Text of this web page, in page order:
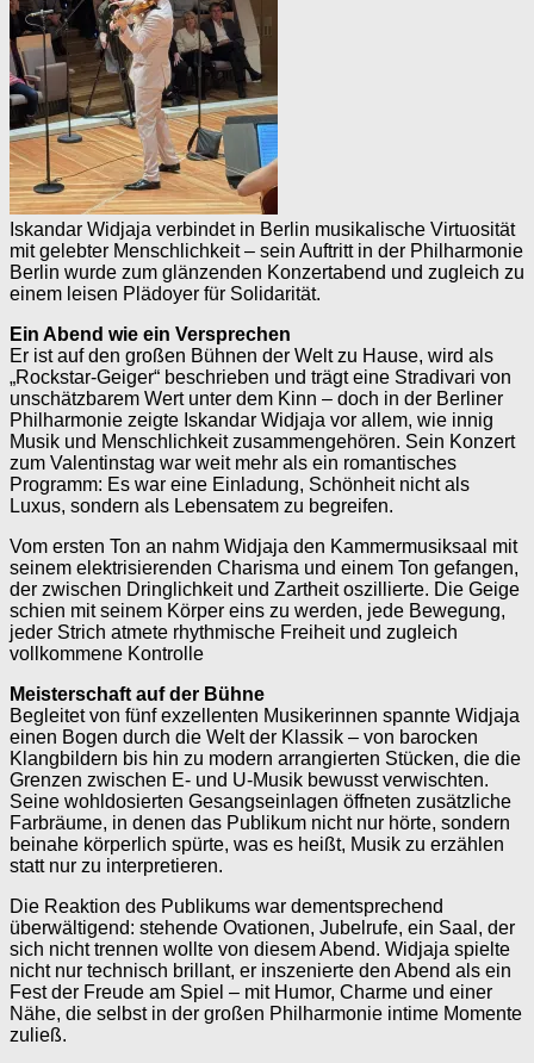
Iskandar Widjaja verbindet in Berlin musikalische Virtuosität
mit gelebter Menschlichkeit – sein Auftritt in der Philharmonie
Berlin wurde zum glänzenden Konzertabend und zugleich zu
einem leisen Plädoyer für Solidarität.
Ein Abend wie ein Versprechen
Er ist auf den großen Bühnen der Welt zu Hause, wird als
„Rockstar-Geiger“ beschrieben und trägt eine Stradivari von
unschätzbarem Wert unter dem Kinn – doch in der Berliner
Philharmonie zeigte Iskandar Widjaja vor allem, wie innig
Musik und Menschlichkeit zusammengehören. Sein Konzert
zum Valentinstag war weit mehr als ein romantisches
Programm: Es war eine Einladung, Schönheit nicht als
Luxus, sondern als Lebensatem zu begreifen.
Vom ersten Ton an nahm Widjaja den Kammermusiksaal mit
seinem elektrisierenden Charisma und einem Ton gefangen,
der zwischen Dringlichkeit und Zartheit oszillierte. Die Geige
schien mit seinem Körper eins zu werden, jede Bewegung,
jeder Strich atmete rhythmische Freiheit und zugleich
vollkommene Kontrolle
Meisterschaft auf der Bühne
Begleitet von fünf exzellenten Musikerinnen spannte Widjaja
einen Bogen durch die Welt der Klassik – von barocken
Klangbildern bis hin zu modern arrangierten Stücken, die die
Grenzen zwischen E- und U-Musik bewusst verwischten.
Seine wohldosierten Gesangseinlagen öffneten zusätzliche
Farbräume, in denen das Publikum nicht nur hörte, sondern
beinahe körperlich spürte, was es heißt, Musik zu erzählen
statt nur zu interpretieren.
Die Reaktion des Publikums war dementsprechend
überwältigend: stehende Ovationen, Jubelrufe, ein Saal, der
sich nicht trennen wollte von diesem Abend. Widjaja spielte
nicht nur technisch brillant, er inszenierte den Abend als ein
Fest der Freude am Spiel – mit Humor, Charme und einer
Nähe, die selbst in der großen Philharmonie intime Momente
zuließ.